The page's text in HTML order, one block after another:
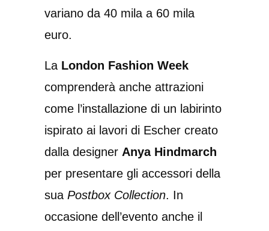
variano da 40 mila a 60 mila
euro.
La London Fashion Week
comprenderà anche attrazioni
come l’installazione di un labirinto
ispirato ai lavori di Escher creato
dalla designer Anya Hindmarch
per presentare gli accessori della
sua Postbox Collection. In
occasione dell’evento anche il